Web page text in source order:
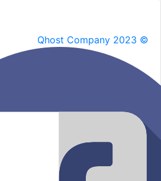
Qhost Company 2023 ©